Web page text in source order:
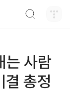
는 사람
결 총정